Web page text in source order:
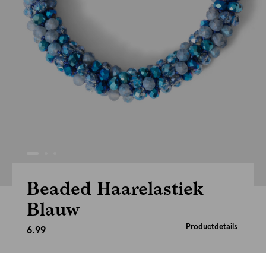
Beaded Haarelastiek
Blauw
6.99 Productdetails